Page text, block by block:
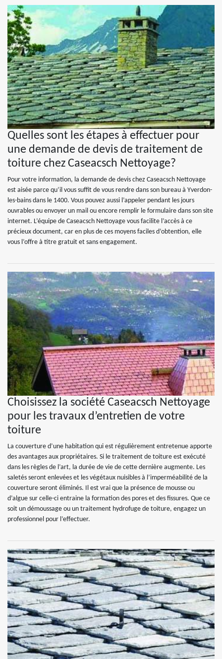
Quelles sont les étapes à effectuer pour
une demande de devis de traitement de
toiture chez Caseacsch Nettoyage?
Pour votre information, la demande de devis chez Caseacsch Nettoyage
est aisée parce qu’il vous suffit de vous rendre dans son bureau à Yverdon-
les-bains dans le 1400. Vous pouvez aussi l’appeler pendant les jours
ouvrables ou envoyer un mail ou encore remplir le formulaire dans son site
internet. L’équipe de Caseacsch Nettoyage vous facilite l’accès à ce
précieux document, car en plus de ces moyens faciles d’obtention, elle
vous l’offre à titre gratuit et sans engagement.
Choisissez la société Caseacsch Nettoyage
pour les travaux d’entretien de votre
toiture
La couverture d’une habitation qui est régulièrement entretenue apporte
des avantages aux propriétaires. Si le traitement de toiture est exécuté
dans les règles de l’art, la durée de vie de cette dernière augmente. Les
saletés seront enlevées et les végétaux nuisibles à l’imperméabilité de la
couverture seront éliminés. Il est vrai que la présence de mousse ou
d’algue sur celle-ci entraine la formation des pores et des fissures. Que ce
soit un démoussage ou un traitement hydrofuge de toiture, engagez un
professionnel pour l’effectuer.